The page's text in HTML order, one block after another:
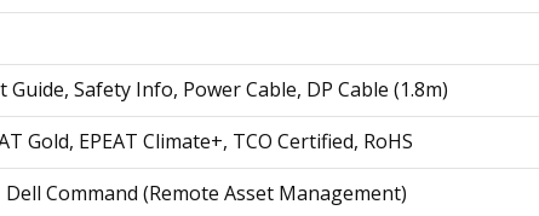
Safety Info, Power Cable, DP Cable (1.8m)
Gold, EPEAT Climate+, TCO Certified, RoHS
Command (Remote Asset Management)